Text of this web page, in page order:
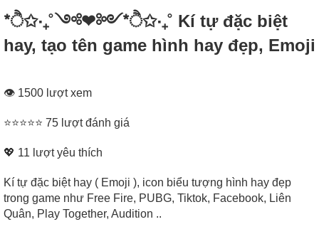
*ੈ✩‧₊˚༺❤︎༻*ੈ✩‧₊˚ Kí tự đặc biệt
hay, tạo tên game hình hay đẹp, Emoji
👁 1500 lượt xem
⭐⭐⭐⭐⭐ 75 lượt đánh giá
💖 11 lượt yêu thích
Kí tự đặc biệt hay ( Emoji ), icon biểu tượng hình hay đẹp
trong game như Free Fire, PUBG, Tiktok, Facebook, Liên
Quân, Play Together, Audition ..